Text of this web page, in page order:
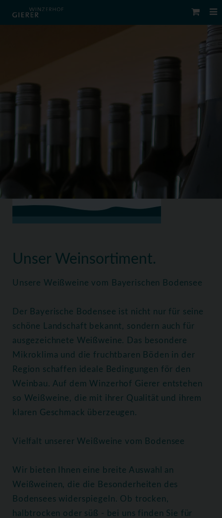
Unser Weinsortiment.
Unsere Weißweine vom Bayerischen Bodensee
Der Bayerische Bodensee ist nicht nur für seine
schöne Landschaft bekannt, sondern auch für
ausgezeichnete Weißweine. Das besondere
Mikroklima und die fruchtbaren Böden in der
Region schaffen ideale Bedingungen för den
Weinbau. Auf dem Winzerhof Gierer entstehen
so Weißweine, die mit ihrer Qualität und ihrem
klaren Geschmack überzeugen.
Vielfalt unserer Weißweine vom Bodensee
Wir bieten Ihnen eine breite Auswahl an
Weißweinen, die die Besonderheiten des
Bodensees widerspiegeln. Ob trocken,
halbtrocken oder süß - bei uns finden Sie für